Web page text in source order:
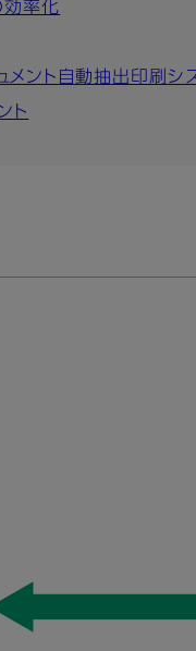
率化
メント自動抽出印刷
ト